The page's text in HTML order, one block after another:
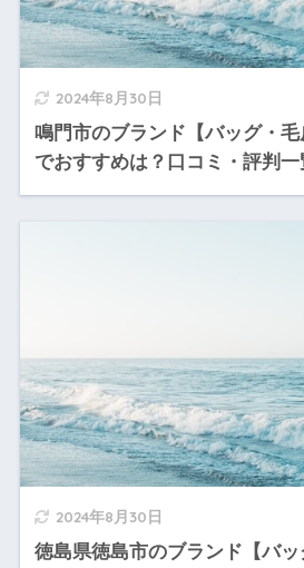
2024年8月30日
鳴門市のブランド【バッグ・
でおすすめは？口コミ・評判一
2024年8月30日
徳島県徳島市のブランド【バッ